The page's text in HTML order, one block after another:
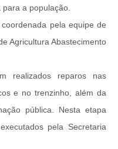
a população.
pela equipe de
Agricultura Abastecimento
realizados reparos nas
e no trenzinho, além da
pública. Nesta etapa
pela Secretaria